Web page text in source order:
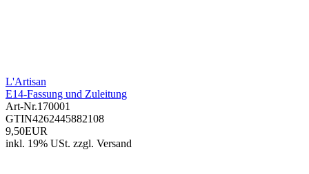
L'Artisan
E14-Fassung und Zuleitung
Art-Nr.170001
GTIN4262445882108
9,50EUR
inkl. 19% USt. zzgl. Versand